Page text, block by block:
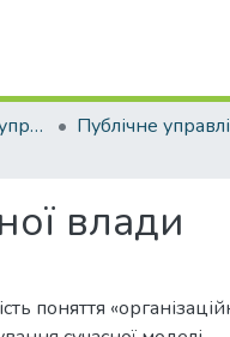
Кафедра публічного управління та адміністрування
влади
поняття